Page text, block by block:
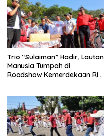
Trio “Sulaiman” Hadir, Lautan
Manusia Tumpah di
Roadshow Kemerdekaan RI